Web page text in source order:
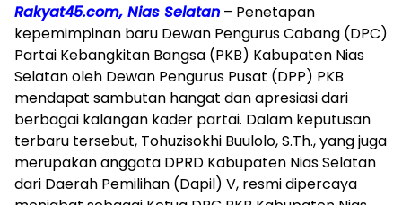
Rakyat45.com, Nias Selatan – Penetapan
kepemimpinan baru Dewan Pengurus Cabang (DPC)
Partai Kebangkitan Bangsa (PKB) Kabupaten Nias
Selatan oleh Dewan Pengurus Pusat (DPP) PKB
mendapat sambutan hangat dan apresiasi dari
berbagai kalangan kader partai. Dalam keputusan
terbaru tersebut, Tohuzisokhi Buulolo, S.Th., yang juga
merupakan anggota DPRD Kabupaten Nias Selatan
dari Daerah Pemilihan (Dapil) V, resmi dipercaya